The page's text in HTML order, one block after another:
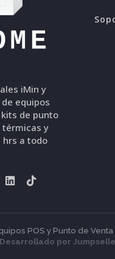
iMin y
de equipos
kits de punto
térmicas y
hrs a todo
POS y Punto de Venta
Desarrollado por